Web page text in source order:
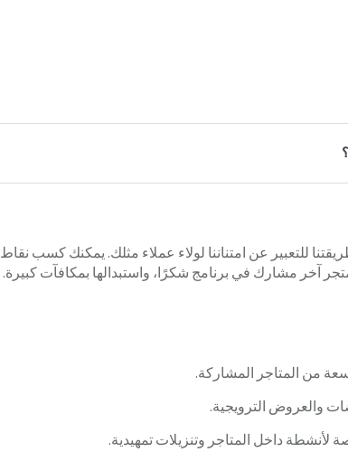
للتعبير عن امتناننا لولاء عملاء مثلك. يمكنك كسب نقاط
مشارك في برنامج شكرًا، واستبدالها بمكافآت كبيرة.
من المتاجر المشاركة.
والعروض الترويجية.
داخل المتاجر وتنزيلات تمهيدية.